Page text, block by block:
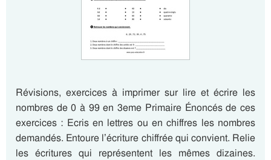
Révisions, exercices à imprimer sur lire et écrire les
nombres de 0 à 99 en 3eme Primaire Énoncés de ces
exercices : Ecris en lettres ou en chiffres les nombres
demandés. Entoure l’écriture chiffrée qui convient. Relie
les écritures qui représentent les mêmes dizaines.